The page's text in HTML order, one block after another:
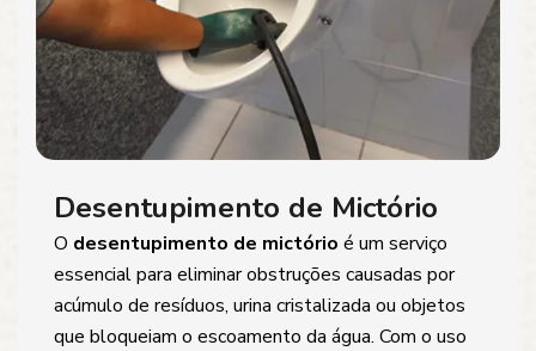
Desentupimento de Mictório
O desentupimento de mictório é um serviço
essencial para eliminar obstruções causadas por
acúmulo de resíduos, urina cristalizada ou objetos
que bloqueiam o escoamento da água. Com o uso